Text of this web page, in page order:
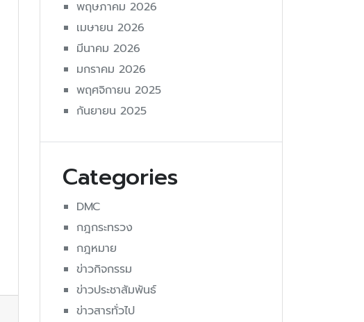
พฤษภาคม 2026
เมษายน 2026
มีนาคม 2026
มกราคม 2026
พฤศจิกายน 2025
กันยายน 2025
Categories
DMC
กฎกระทรวง
กฎหมาย
ข่าวกิจกรรม
ข่าวประชาสัมพันธ์
ข่าวสารทั่วไป